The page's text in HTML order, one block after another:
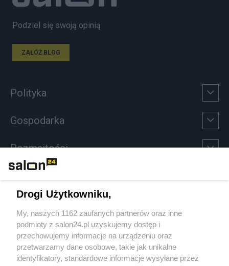
Podziel się swoją opinią
ZAŁÓŻ BLOG
Polityka
Gospodarka
Rozmaitości
Sport
Społeczeństwo
Kultura
Drogi Użytkowniku,
My, naszych 1162 zaufanych partnerów oraz inne
podmioty z salon24.pl uzyskujemy dostęp i
przechowujemy informacje na urządzeniu oraz
przetwarzamy dane osobowe, takie jak unikalne
identyfikatory, standardowe informacje wysyłane przez